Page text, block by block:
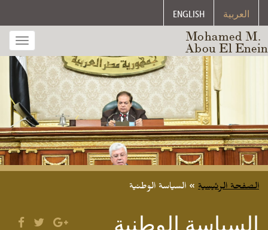
ENGLISH العربية
Mohamed M.
Abou El Enein
الصفحة الرئيسية » السياسة الوطنية
السياسة الوطنية